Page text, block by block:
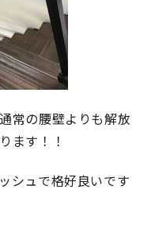
ォロー
常の腰壁よりも解放
ます！！
シュで格好良いです